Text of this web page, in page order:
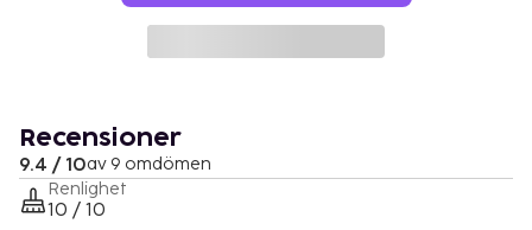
Recensioner
9.4 / 10av 9 omdömen
Renlighet
10 / 10